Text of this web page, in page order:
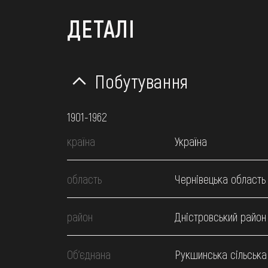
ДЕТАЛІ
Побутування
1901-1962
країна
Україна
область Чернівецька область
район Дністровський район
Об’єднана
Рукшинська